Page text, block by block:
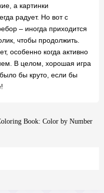
а картинки
радует. Но вот с
– иногда приходится
чтобы продолжить.
особенно когда активно
В целом, хорошая игра
бы круто, если бы
Book: Color by Number